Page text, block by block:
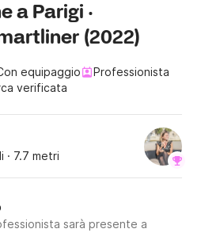
a Parigi ·
(2022)
equipaggio
Professionista
verificata
· 7.7 metri
sarà presente a